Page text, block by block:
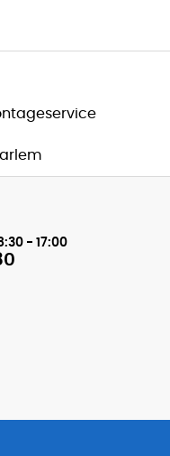
- 17:00